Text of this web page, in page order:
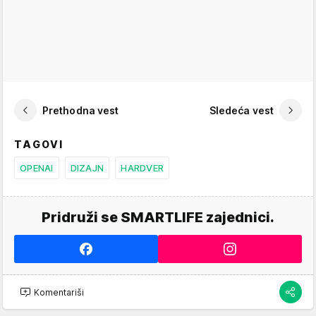
Prethodna vest Sledeća vest
TAGOVI
OPENAI DIZAJN HARDVER
Pridruži se SMARTLIFE zajednici.
Komentariši